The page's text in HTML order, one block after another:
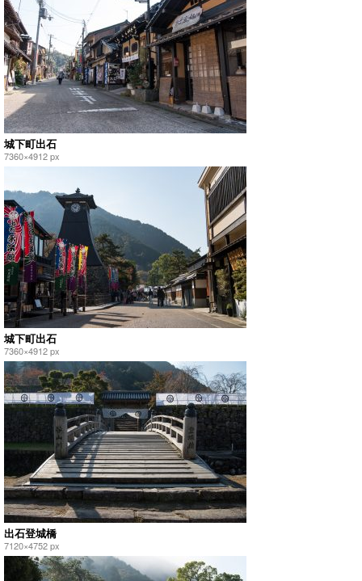
城下町出石
7360×4912 px
城下町出石
7360×4912 px
出石登城橋
7120×4752 px